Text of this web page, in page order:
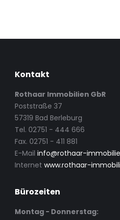
Kontakt
Rothaar Immobilien GbR
Poststraße 37
57319 Bad Berleburg
Tel. 02751 - 444 666
Fax. 02751 - 411 881
E-Mail info@rothaar-
Internet www.rothaar-
Bürozeiten
Montag - Donnerstag: